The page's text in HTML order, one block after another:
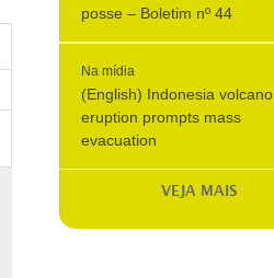
posse – Boletim nº 44
Na mídia
(English) Indonesia volcano
eruption prompts mass
evacuation
VEJA MAIS